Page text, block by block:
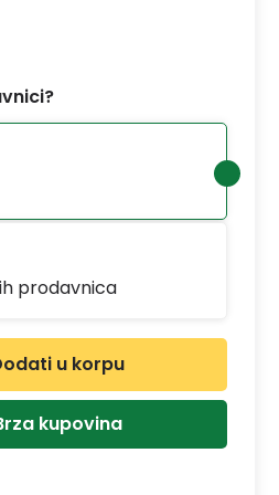
prodavnica
željenu
u korpu
kupovina